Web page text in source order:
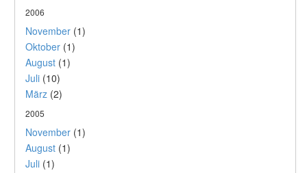
2006
November (1)
Oktober (1)
August (1)
Juli (10)
März (2)
2005
November (1)
August (1)
Juli (1)